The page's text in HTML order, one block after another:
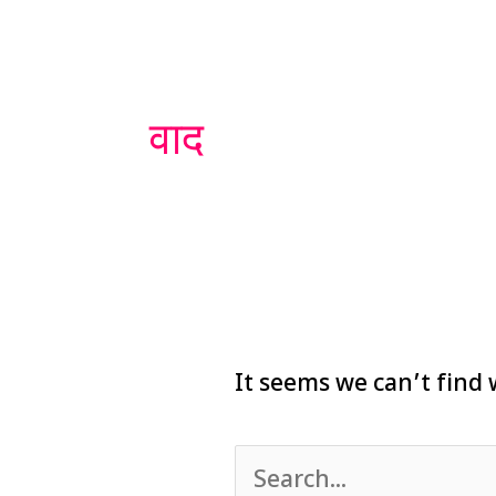
वाद
It seems we can’t find